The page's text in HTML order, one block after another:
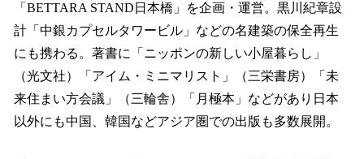
「BETTARA STAND日本橋」を企画・運営。黒川紀章設
計「中銀カプセルタワービル」などの名建築の保全再生
にも携わる。著書に「ニッポンの新しい小屋暮らし」
（光文社）「アイム・ミニマリスト」（三栄書房）「未
来住まい方会議」（三輪舎）「月極本」などがあり日本
以外にも中国、韓国などアジア圏での出版も多数展開。